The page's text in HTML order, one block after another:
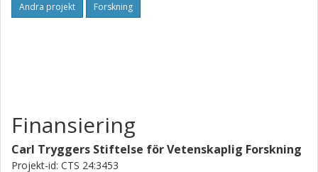
Andra projekt Forskning
Finansiering
Carl Tryggers Stiftelse för Vetenskaplig Forskning
Projekt-id: CTS 24:3453